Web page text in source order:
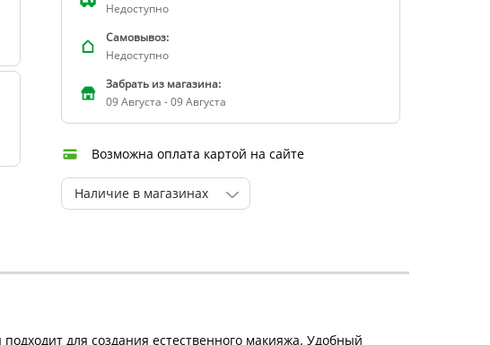
Недоступно
Самовывоз:
Недоступно
Забрать из магазина:
09 Августа - 09 Августа
Возможна оплата картой на сайте
Наличие в магазинах
для создания естественного макияжа. Удобный